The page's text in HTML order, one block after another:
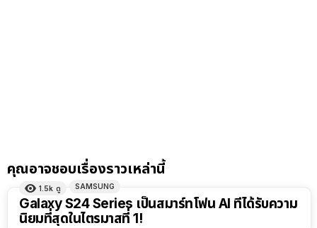
คุณอาจชอบเรื่องราวเหล่านี้
1.5k ดู SAMSUNG
Galaxy S24 Series เป็นสมาร์ทโฟน AI ที่ได้รับความ
นิยมที่สุดในไตรมาสที่ 1!